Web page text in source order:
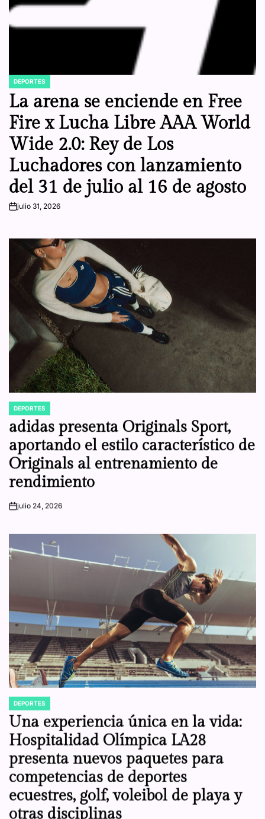
POSTED
IN
DEPORTES
La arena se enciende en Free
Fire x Lucha Libre AAA World
Wide 2.0: Rey de Los
Luchadores con lanzamiento
del 31 de julio al 16 de agosto
onjulio 31, 2026
POSTED
DEPORTES
adidas presenta Originals Sport,
aportando el estilo característico de
Originals al entrenamiento de
rendimiento
onjulio 24, 2026
POSTED
IN
DEPORTES
Una experiencia única en la vida:
Hospitalidad Olímpica LA28
presenta nuevos paquetes para
competencias de deportes
ecuestres, golf, voleibol de playa y
otras disciplinas